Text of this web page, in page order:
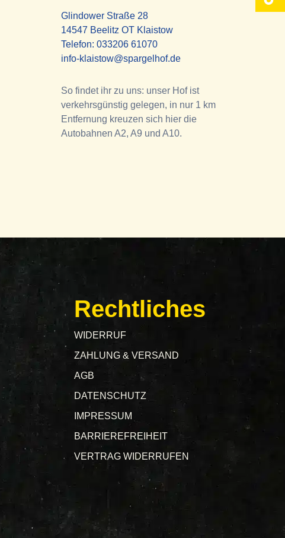
Glindower Straße 28
14547 Beelitz OT Klaistow
Telefon: 033206 61070
info-klaistow@spargelhof.de
So findet ihr zu uns: unser Hof ist
verkehrsgünstig gelegen, in nur 1 km
Entfernung kreuzen sich hier die
Autobahnen A2, A9 und A10.
Rechtliches
WIDERRUF
ZAHLUNG & VERSAND
AGB
DATENSCHUTZ
IMPRESSUM
BARRIEREFREIHEIT
VERTRAG WIDERRUFEN